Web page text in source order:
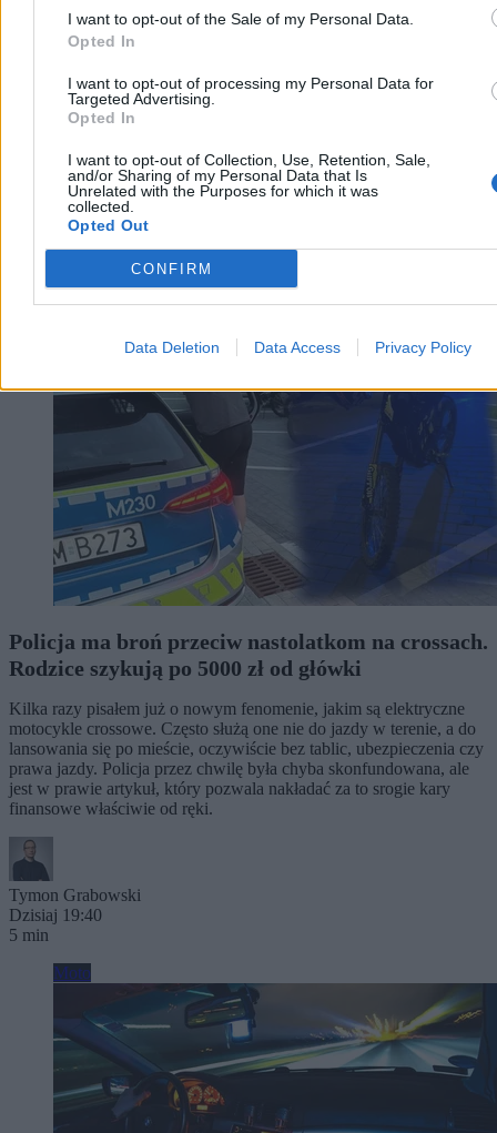
I want to opt-out of the Sale of my Personal Data.
Opted In
I want to opt-out of processing my Personal Data for
Targeted Advertising.
Opted In
I want to opt-out of Collection, Use, Retention, Sale,
and/or Sharing of my Personal Data that Is
Unrelated with the Purposes for which it was
collected.
Opted Out
CONFIRM
Data Deletion Data Access Privacy Policy
Źródło:Kanał Zero
Robert Kubica
Zobacz również
Moto
Policja ma broń przeciw nastolatkom na crossach.
Rodzice szykują po 5000 zł od główki
Kilka razy pisałem już o nowym fenomenie, jakim są elektryczne
motocykle crossowe. Często służą one nie do jazdy w terenie, a do
lansowania się po mieście, oczywiście bez tablic, ubezpieczenia czy
prawa jazdy. Policja przez chwilę była chyba skonfundowana, ale
jest w prawie artykuł, który pozwala nakładać za to srogie kary
finansowe właściwie od ręki.
Tymon Grabowski
Dzisiaj 19:40
5 min
Moto